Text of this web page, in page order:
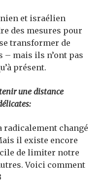
et israélien
des mesures pour
transformer de
– mais ils n’ont pas
présent.
une distance
radicalement changé
il existe encore
de limiter notre
Voici comment